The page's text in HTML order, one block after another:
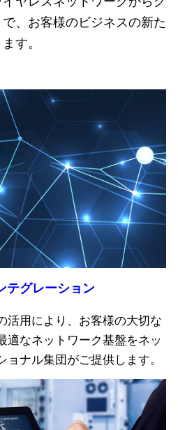
、お客様のビジネスの新た
す。
テグレーション
活用により、お客様の大切な
適なネットワーク基盤をネッ
ョナル集団がご提供します。